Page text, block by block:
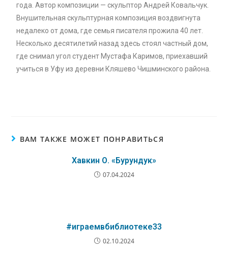
года. Автор композиции — скульптор Андрей Ковальчук.
Внушительная скульптурная композиция воздвигнута
недалеко от дома, где семья писателя прожила 40 лет.
Несколько десятилетий назад здесь стоял частный дом,
где снимал угол студент Мустафа Каримов, приехавший
учиться в Уфу из деревни Кляшево Чишминского района.
ВАМ ТАКЖЕ МОЖЕТ ПОНРАВИТЬСЯ
Хавкин О. «Бурундук»
07.04.2024
#играемвбиблиотеке33
02.10.2024